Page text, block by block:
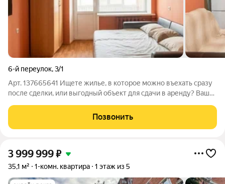
6-й переулок,3/1
Арт. 137665641 Ищете жилье, в которое можно въехать сразу
после сделки, или выгодный объект для сдачи в аренду? Ваша
локации, где спрос на жилье всегда превышает предложение.
Почему эта
Позвонить
3 999 999₽
35,1 м² 1-комн. квартира 1 этаж из 5